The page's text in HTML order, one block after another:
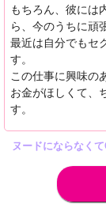
もちろん、彼には
ら、今のうちに頑
最近は自分でもセ
す。
この仕事に興味の
お金がほしくて、
す。
ヌードにならなく